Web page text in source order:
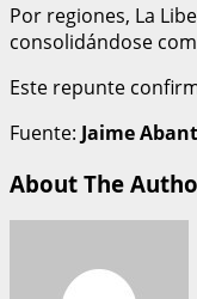
Por regiones, La
consolidándose
Este repunte
Fuente: Jaime
About The